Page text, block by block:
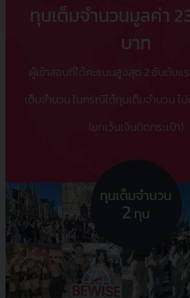
ทุนเต็มจำนวนมูลค่า
บาท
ผู้เข้าสอบที่ได้คะแนนสูงสุด 2 อับดับแ
เต็มจำนวน ในกรณีได้ทุนเต็มจำนวนไ
(ยกเว้นเงินติดกระเป๋า)
ทุนเต็มจำนวน
2ทุน